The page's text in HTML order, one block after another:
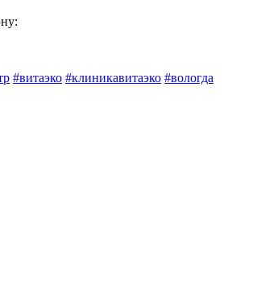
#витаэко #клиникавитаэко #вологда